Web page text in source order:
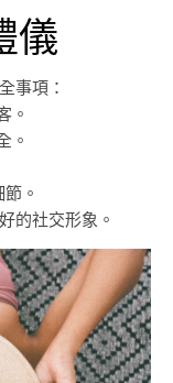
儀
事項：
。
。
。
的社交形象。